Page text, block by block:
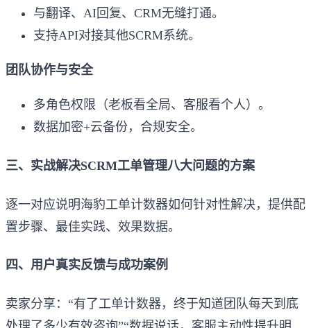
与翻译、AI回复、CRM无缝打通。
支持API对接其他SCRM系统。
团队协作与安全
多角色权限（老板看全局、客服看个人）。
数据加密+云备份，合规安全。
三、实战解决SCRM工单管理八大问题的方案
逐一对应说明海豹工单计数器如何针对性解决，提供配
置步骤、最佳实践、效果数据。
四、用户真实反馈与成功案例
卖家分享：“有了工单计数器，终于知道团队每天到底